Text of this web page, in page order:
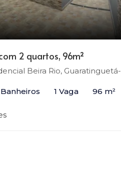
2 quartos, 96m²
Beira Rio, Guaratinguetá-SP
1 Vaga 96 m²